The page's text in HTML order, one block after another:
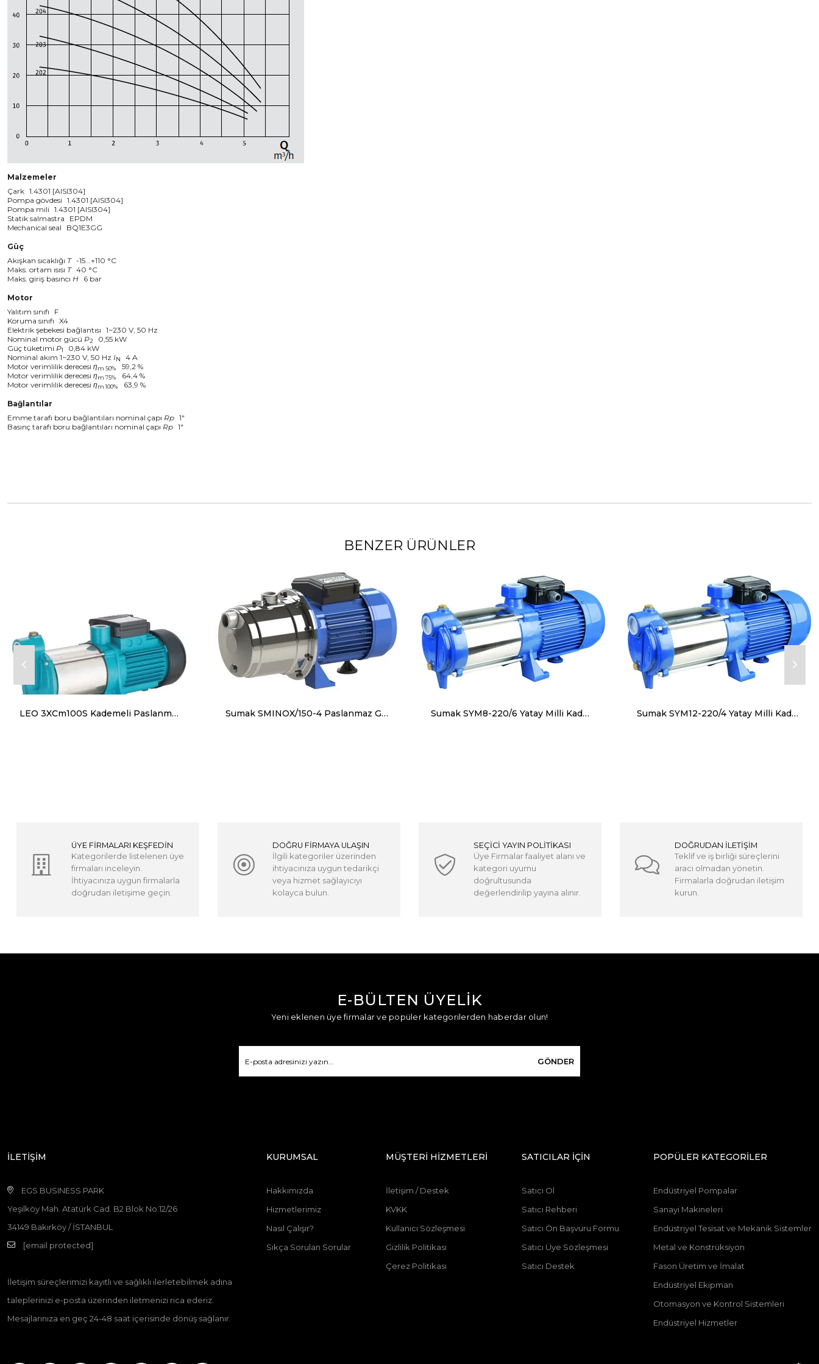
Malzemeler
Çark 1.4301 [AISI304]
Pompa gövdesi 1.4301 [AISI304]
Pompa mili 1.4301 [AISI304]
Statik salmastra
EPDM
Mechanical seal
BQ1E3GG
Güç
Akışkan sıcaklığı T -15...+110 °C
Maks. ortam ısısı T 40 °C
Maks. giriş basıncı H 6 bar
Motor
Yalıtım sınıfı
F
Koruma sınıfı X4
Elektrik şebekesi bağlantısı 1~230 V, 50 Hz
Nominal motor gücü P2
0,55 kW
Güç tüketimi P1
0,84 kW
Nominal akım 1~230 V, 50 Hz IN
4 A
Motor verimlilik derecesi ηm 50%
59,2 %
Motor verimlilik derecesi ηm 75%
64,4 %
Motor verimlilik derecesi ηm 100% 63,9 %
Bağlantılar
Emme tarafı boru bağlantıları nominal çapı Rp 1"
Basınç tarafı boru bağlantıları nominal çapı Rp 1"
BENZER ÜRÜNLER
LEO 3XCm100S Kademeli Paslanmaz Gövdeli Santrifüj Pompa 220 V 80 lt/dk 35 mss Sumak SMINOX/150-4 Paslanmaz Gövdeli Çok Kademeli Pompa Sumak SYM8-220/6 Yatay Milli Kademeli Pompa Monofaze (220V) 2.2HP Sumak SYM12-220/4 Yatay Milli Kademeli Pompa Monofaze (220V) 2.2HP
ÜYE FİRMALARI KEŞFEDİN
Kategorilerde listelenen üye
firmaları inceleyin.
İhtiyacınıza uygun firmalarla
doğrudan iletişime geçin.
DOĞRU FİRMAYA ULAŞIN
İlgili kategoriler üzerinden
ihtiyacınıza uygun tedarikçi
veya hizmet sağlayıcıyı
kolayca bulun.
SEÇİCİ YAYIN POLİTİKASI
Üye Firmalar faaliyet alanı ve
kategori uyumu
doğrultusunda
değerlendirilip yayına alınır.
DOĞRUDAN İLETİŞİM
Teklif ve iş birliği süreçlerini
aracı olmadan yönetin.
Firmalarla doğrudan iletişim
kurun.
E-BÜLTEN ÜYELİK
Yeni eklenen üye firmalar ve popüler kategorilerden haberdar olun!
GÖNDER
İLETİŞİM
EGS BUSINESS PARK
Yeşilköy Mah. Atatürk Cad. B2 Blok No:12/26
34149 Bakırköy / İSTANBUL
[email protected]
İletişim süreçlerimizi kayıtlı ve sağlıklı ilerletebilmek adına
taleplerinizi e-posta üzerinden iletmenizi rica ederiz.
Mesajlarınıza en geç 24-48 saat içerisinde dönüş sağlanır.
KURUMSAL
Hakkımızda
Hizmetlerimiz
Nasıl Çalışır?
Sıkça Sorulan Sorular
MÜŞTERİ HİZMETLERİ
İletişim / Destek
KVKK
Kullanıcı Sözleşmesi
Gizlilik Politikası
Çerez Politikası
SATICILAR İÇİN
Satıcı Ol
Satıcı Rehberi
Satıcı Ön Başvuru Formu
Satıcı Üye Sözleşmesi
Satıcı Destek
POPÜLER KATEGORİLER
Endüstriyel Pompalar
Sanayi Makineleri
Endüstriyel Tesisat ve Mekanik Sistemler
Metal ve Konstrüksiyon
Fason Üretim ve İmalat
Endüstriyel Ekipman
Otomasyon ve Kontrol Sistemleri
Endüstriyel Hizmetler